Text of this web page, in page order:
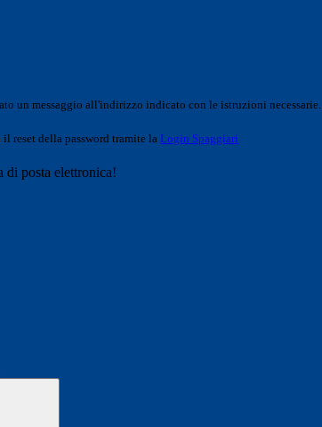
un messaggio all'indirizzo indicato con le istruzioni necessarie.
reset della password tramite la Login Spaggiari
di posta elettronica!